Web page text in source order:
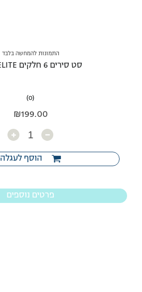
התמונות להמחשה בלבד
סט סירים 6 חלקים ELITE כחול
(0)
₪199.00
כמות
הוסף לעגלה
פרטים נוספים